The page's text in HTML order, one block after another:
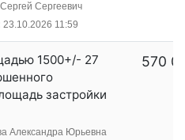
Сергей Сергеевич
23.10.2026 11:59
1500+/- 27
застройки
Александра Юрьевна
570